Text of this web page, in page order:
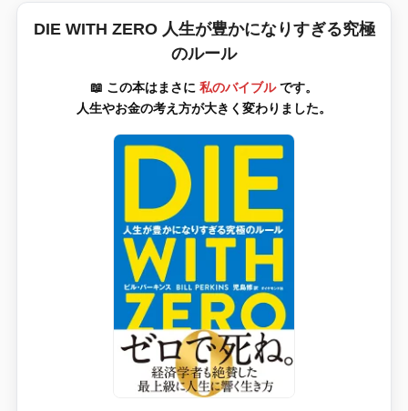
DIE WITH ZERO 人生が豊かになりすぎる究極
のルール
📖 この本はまさに 私のバイブルです。
人生やお金の考え方が大きく変わりました。